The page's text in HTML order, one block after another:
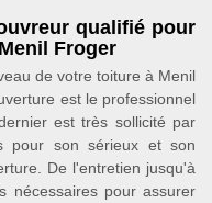
qualifié pour
Froger
de votre toiture à Menil
est le professionnel
est très sollicité par
pour son sérieux et son
De l'entretien jusqu'à
nécessaires pour assurer